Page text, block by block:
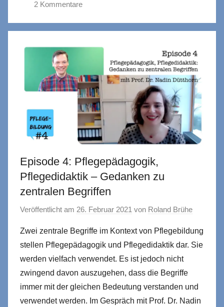
2 Kommentare
Episode 4: Pflegepädagogik,
Pflegedidaktik – Gedanken zu
zentralen Begriffen
Veröffentlicht am 26. Februar 2021 von Roland Brühe
Zwei zentrale Begriffe im Kontext von Pflegebildung
stellen Pflegepädagogik und Pflegedidaktik dar. Sie
werden vielfach verwendet. Es ist jedoch nicht
zwingend davon auszugehen, dass die Begriffe
immer mit der gleichen Bedeutung verstanden und
verwendet werden. Im Gespräch mit Prof. Dr. Nadin